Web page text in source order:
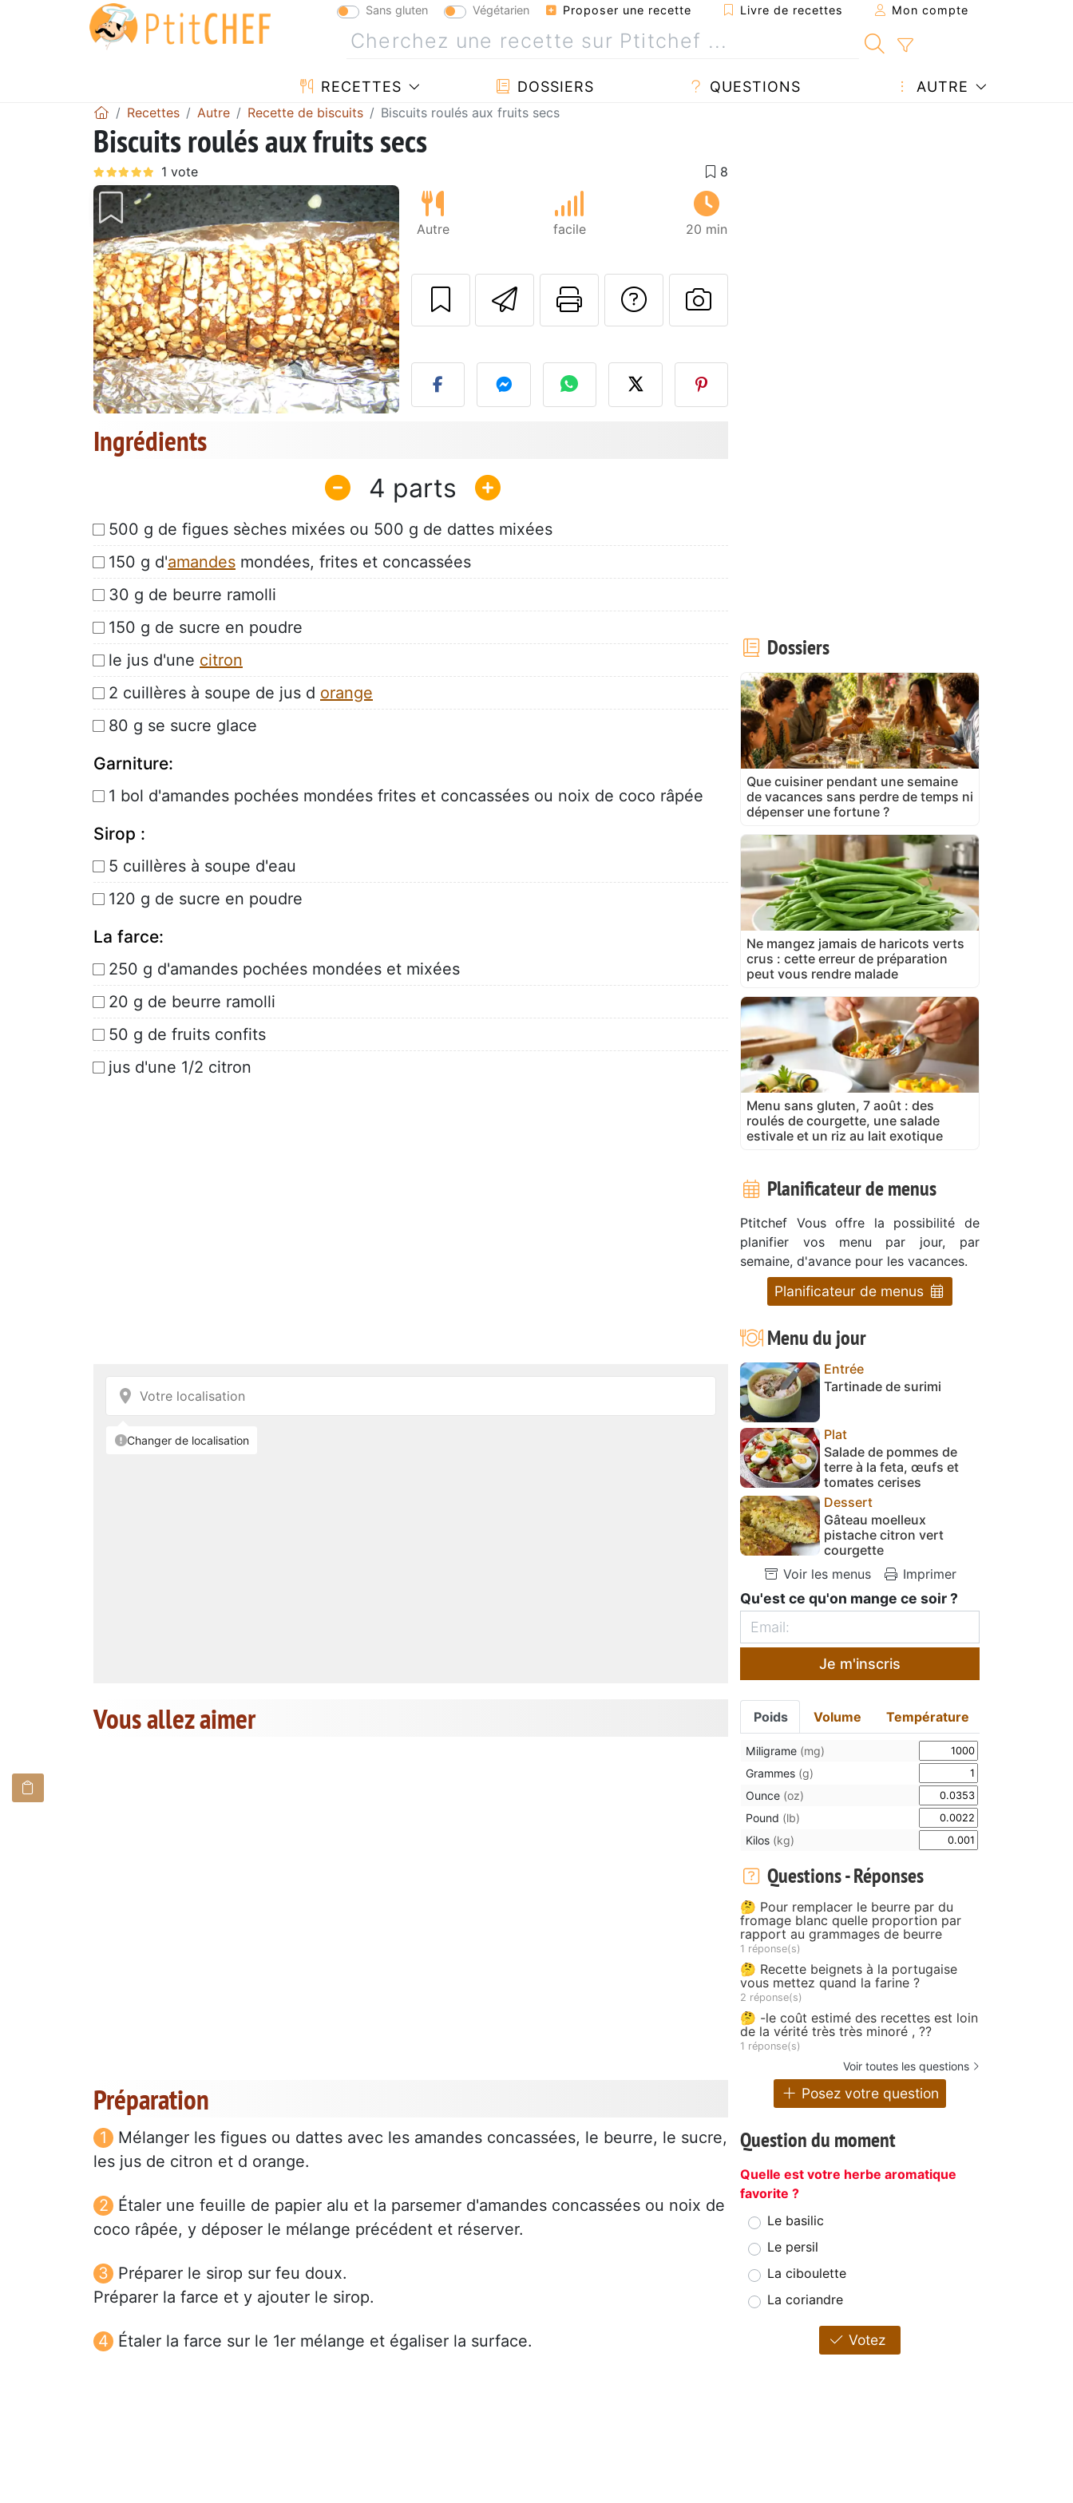
Sans gluten Végétarien Proposer une recette Livre de recettes Mon compte
RECETTES DOSSIERS QUESTIONS AUTRE
Recettes Autre Recette de biscuits Biscuits roulés aux fruits secs
Biscuits roulés aux fruits secs
Précédent Suivant
Autre facile 20 min
Envoyer cette recette à un ami
Imprimer cette page
Poser une question à l'auteur
Publier votre photo de cette
Ingrédients
4
500 g de figues sèches mixées ou 500 g de dattes mixées
150 g d'amandes mondées, frites et concassées
30 g de beurre ramolli
150 g de sucre en poudre
le jus d'une citron
2 cuillères à soupe de jus d orange
80 g se sucre glace
Garniture:
1 bol d'amandes pochées mondées frites et concassées ou noix de coco râpée
Sirop :
5 cuillères à soupe d'eau
120 g de sucre en poudre
La farce:
250 g d'amandes pochées mondées et mixées
20 g de beurre ramolli
50 g de fruits confits
jus d'une 1/2 citron
Vous allez aimer
Préparation
Mélanger les figues ou dattes avec les amandes concassées, le beurre, le sucre,
les jus de citron et d orange.
Étaler une feuille de papier alu et la parsemer d'amandes concassées ou noix de
coco râpée, y déposer le mélange précédent et réserver.
Préparer le sirop sur feu doux.
Préparer la farce et y ajouter le sirop.
Étaler la farce sur le 1er mélange et égaliser la surface.
Dossiers
Que cuisiner pendant une semaine
de vacances sans perdre de temps ni
dépenser une fortune ?
Ne mangez jamais de haricots verts
crus : cette erreur de préparation
peut vous rendre malade
Menu sans gluten, 7 août : des
roulés de courgette, une salade
estivale et un riz au lait exotique
Planificateur de menus
Ptitchef Vous offre la possibilité de
planifier vos menu par jour, par
semaine, d'avance pour les vacances.
Planificateur de menus
Menu du jour
Entrée
Tartinade de surimi
Plat
Salade de pommes de
terre à la feta, œufs et
tomates cerises
Dessert
Gâteau moelleux
pistache citron vert
courgette
Voir les menus
Imprimer
Qu'est ce qu'on mange ce soir ?
Je m'inscris
Poids Volume Température
Miligrame (mg)
Grammes (g)
Ounce (oz)
Pound (lb)
Kilos (kg)
Questions - Réponses
🤔 Pour remplacer le beurre par du
fromage blanc quelle proportion par
rapport au grammages de beurre
1 réponse(s)
🤔 Recette beignets à la portugaise
vous mettez quand la farine ?
2 réponse(s)
🤔 -le coût estimé des recettes est loin
de la vérité très très minoré , ??
1 réponse(s)
Voir toutes les questions
Posez votre question
Question du moment
Quelle est votre herbe aromatique
favorite ?
Le basilic
Le persil
La ciboulette
La coriandre
Votez